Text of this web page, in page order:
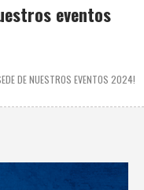
eventos
DE NUESTROS EVENTOS 2024!